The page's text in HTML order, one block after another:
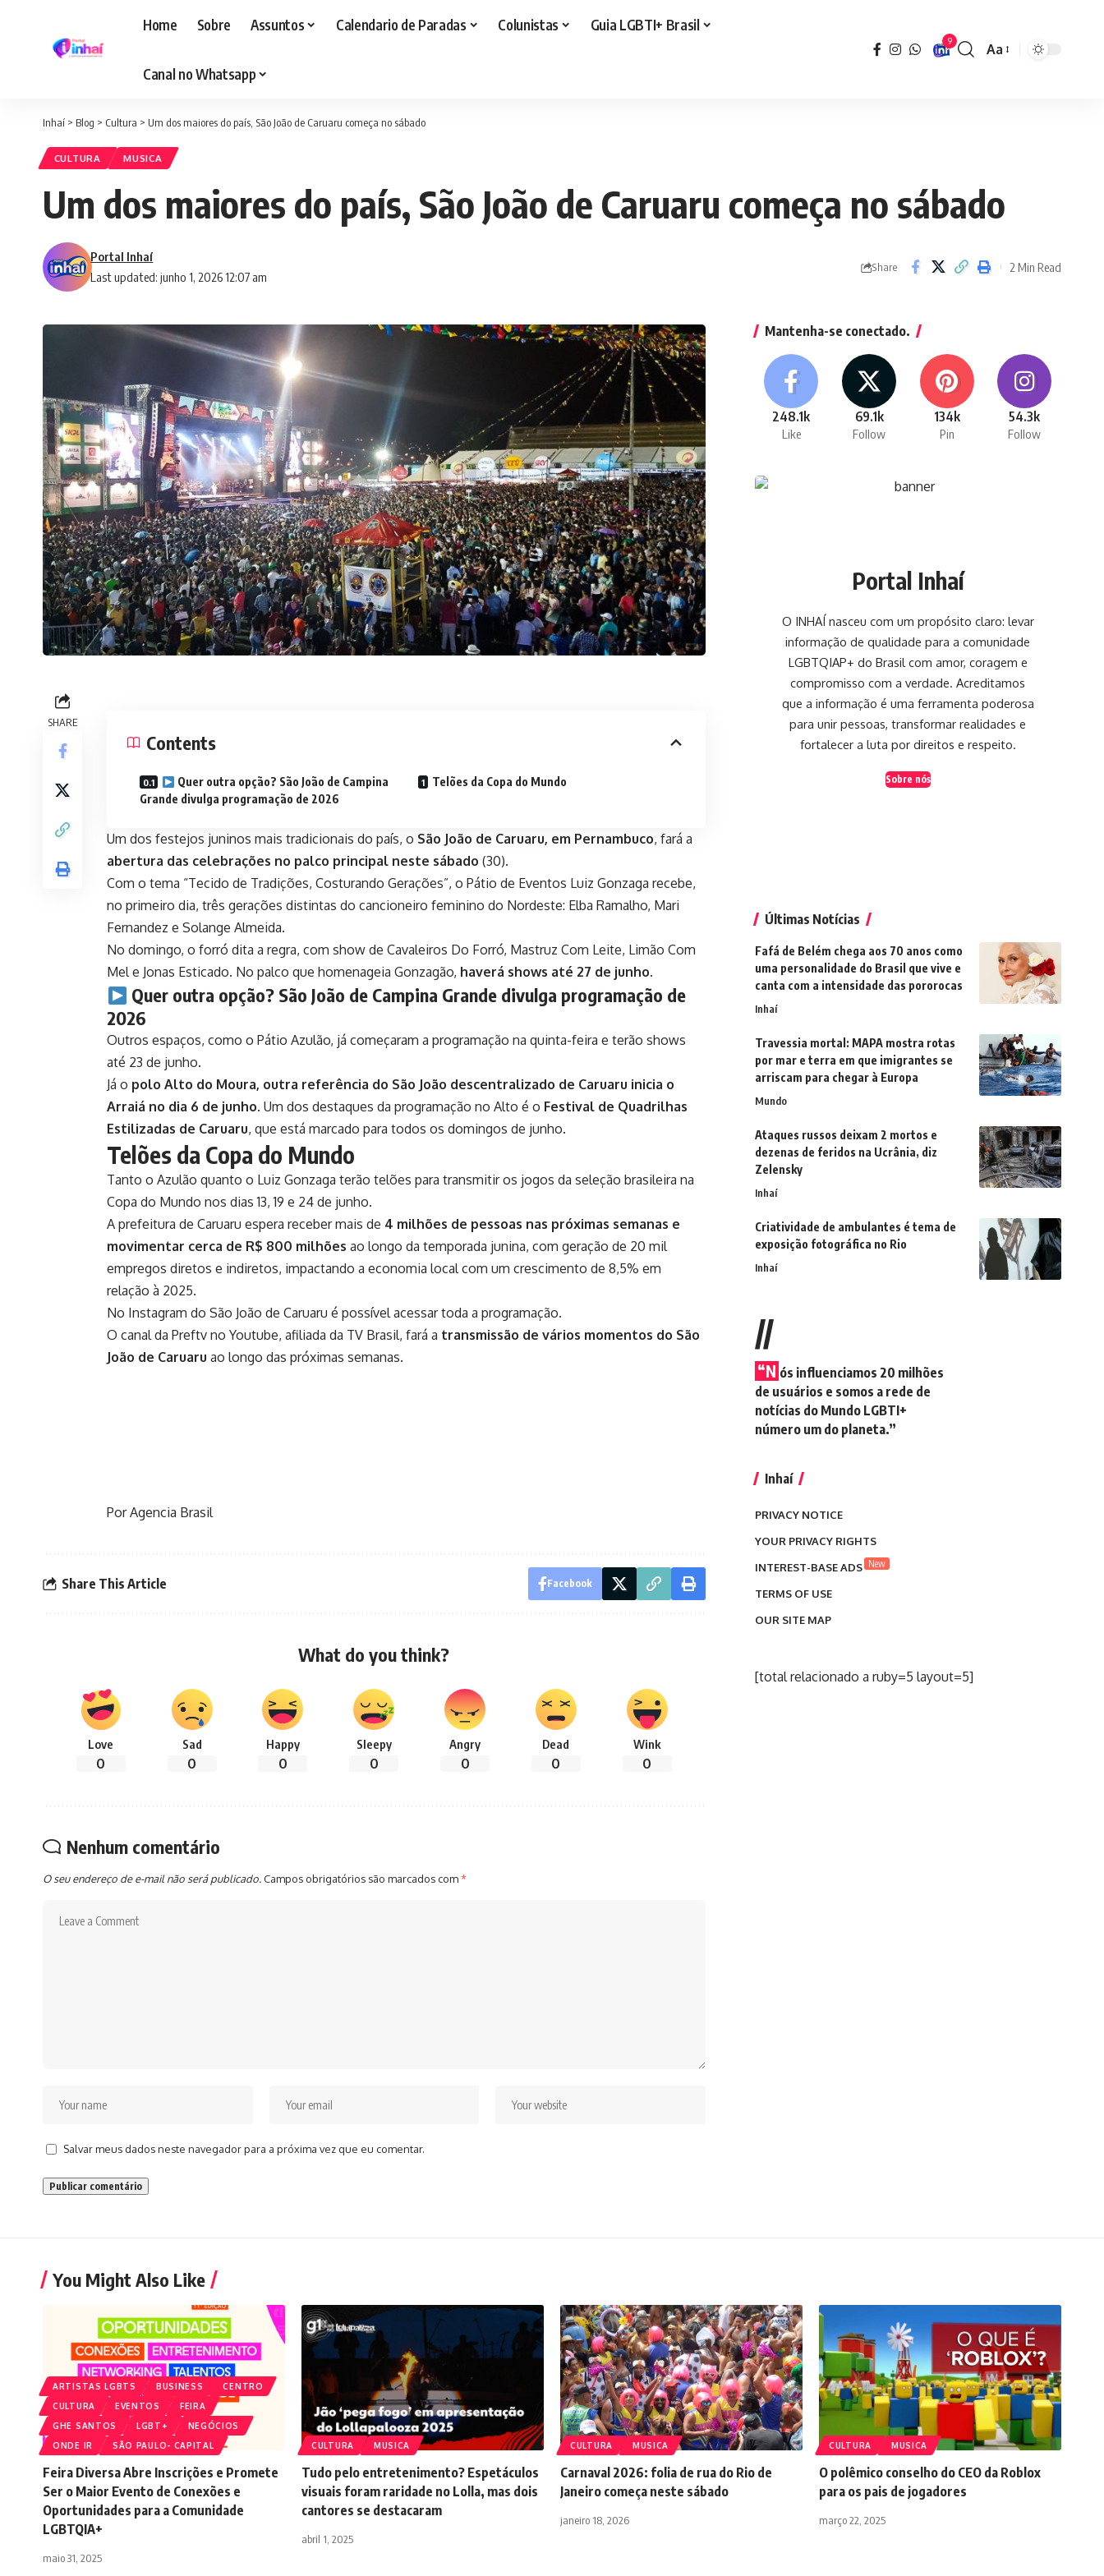
Home Sobre Assuntos Calendario de Paradas Colunistas Guia LGBTI+ Brasil
Canal no Whatsapp
9
Font
Aa
Inhaí > Blog > Cultura > Um dos maiores do país, São João de Caruaru começa no sábado
CULTURA MUSICA
Um dos maiores do país, São João de Caruaru começa no sábado
Last updated: junho 1, 2026 12:07 am
Portal Inhaí
Share 2 Min Read
SHARE
Contents
Quer outra opção? São João de Campina
Grande divulga programação de 2026
Telões da Copa do Mundo
Um dos festejos juninos mais tradicionais do país, o São João de Caruaru, em Pernambuco, fará a
abertura das celebrações no palco principal neste sábado (30).
Com o tema “Tecido de Tradições, Costurando Gerações”, o Pátio de Eventos Luiz Gonzaga recebe,
no primeiro dia, três gerações distintas do cancioneiro feminino do Nordeste: Elba Ramalho, Mari
Fernandez e Solange Almeida.
No domingo, o forró dita a regra, com show de Cavaleiros Do Forró, Mastruz Com Leite, Limão Com
Mel e Jonas Esticado. No palco que homenageia Gonzagão, haverá shows até 27 de junho.
Quer outra opção? São João de Campina Grande divulga programação de
2026
Outros espaços, como o Pátio Azulão, já começaram a programação na quinta-feira e terão shows
até 23 de junho.
Já o polo Alto do Moura, outra referência do São João descentralizado de Caruaru inicia o
Arraiá no dia 6 de junho. Um dos destaques da programação no Alto é o Festival de Quadrilhas
Estilizadas de Caruaru, que está marcado para todos os domingos de junho.
Telões da Copa do Mundo
Tanto o Azulão quanto o Luiz Gonzaga terão telões para transmitir os jogos da seleção brasileira na
Copa do Mundo nos dias 13, 19 e 24 de junho.
A prefeitura de Caruaru espera receber mais de 4 milhões de pessoas nas próximas semanas e
movimentar cerca de R$ 800 milhões ao longo da temporada junina, com geração de 20 mil
empregos diretos e indiretos, impactando a economia local com um crescimento de 8,5% em
relação à 2025.
No Instagram do São João de Caruaru é possível acessar toda a programação.
O canal da Preftv no Youtube, afiliada da TV Brasil, fará a transmissão de vários momentos do São
João de Caruaru ao longo das próximas semanas.
Por Agencia Brasil
Share This Article Facebook
What do you think?
Love
0
Sad
0
Happy
0
Sleepy
0
Angry
0
Dead
0
Wink
0
Nenhum comentário
O seu endereço de e-mail não será publicado. Campos obrigatórios são marcados com*
Salvar meus dados neste navegador para a próxima vez que eu comentar.
Mantenha-se conectado.
248.1k
Like
69.1k
Follow
134k
Pin
54.3k
Follow
Portal Inhaí
O INHAÍ nasceu com um propósito claro: levar
informação de qualidade para a comunidade
LGBTQIAP+ do Brasil com amor, coragem e
compromisso com a verdade. Acreditamos
que a informação é uma ferramenta poderosa
para unir pessoas, transformar realidades e
fortalecer a luta por direitos e respeito.
Sobre nós
Últimas Notícias
Fafá de Belém chega aos 70 anos como
uma personalidade do Brasil que vive e
canta com a intensidade das pororocas
Inhaí
Travessia mortal: MAPA mostra rotas
por mar e terra em que imigrantes se
arriscam para chegar à Europa
Mundo
Ataques russos deixam 2 mortos e
dezenas de feridos na Ucrânia, diz
Zelensky
Inhaí
Criatividade de ambulantes é tema de
exposição fotográfica no Rio
Inhaí
//
“N ós influenciamos 20 milhões
de usuários e somos a rede de
notícias do Mundo LGBTI+
número um do planeta.”
Inhaí
PRIVACY NOTICE
YOUR PRIVACY RIGHTS
INTEREST-BASE ADS New
TERMS OF USE
OUR SITE MAP
[total relacionado a ruby=5 layout=5]
You Might Also Like
ARTISTAS LGBTS BUSINESS
CENTRO
CULTURA
EVENTOS
FEIRA
GHE SANTOS
LGBT+
NEGÓCIOS
ONDE IR
SÃO PAULO- CAPITAL
Feira Diversa Abre Inscrições e Promete
Ser o Maior Evento de Conexões e
Oportunidades para a Comunidade
LGBTQIA+
maio 31, 2025
CULTURA MUSICA
Tudo pelo entretenimento? Espetáculos
visuais foram raridade no Lolla, mas dois
cantores se destacaram
abril 1, 2025
CULTURA MUSICA
Carnaval 2026: folia de rua do Rio de
Janeiro começa neste sábado
janeiro 18, 2026
CULTURA MUSICA
O polêmico conselho do CEO da Roblox
para os pais de jogadores
março 22, 2025